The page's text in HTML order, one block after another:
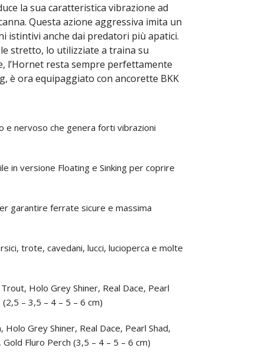
la sua caratteristica vibrazione ad
Questa azione aggressiva imita un
istintivi anche dai predatori più apatici.
stretto, lo utilizziate a traina su
resta sempre perfettamente
è ora equipaggiato con ancorette BKK
nervoso che genera forti vibrazioni
in versione Floating e Sinking per coprire
garantire ferrate sicure e massima
trote, cavedani, lucci, lucioperca e molte
Holo Grey Shiner, Real Dace, Pearl
– 3,5 – 4 – 5 – 6 cm)
Grey Shiner, Real Dace, Pearl Shad,
Fluro Perch (3,5 – 4 – 5 – 6 cm)